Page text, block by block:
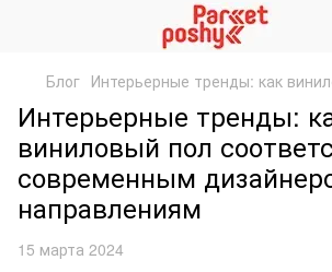
Блог Интерьерные тренды: как
Интерьерные тренды:
виниловый пол
современным
направлениям
15 марта 2024